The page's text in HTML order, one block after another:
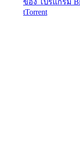
ของ โปรแกรม
tTorrent